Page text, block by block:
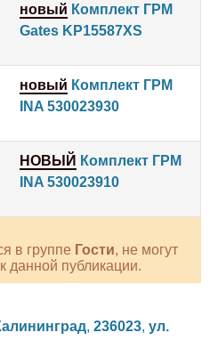
новый Комплект ГРМ
Gates KP15587XS
новый Комплект ГРМ
INA 530023930
НОВЫЙ Комплект ГРМ
INA 530023910
в группе Гости, не могут
данной публикации.
, 236023, ул.